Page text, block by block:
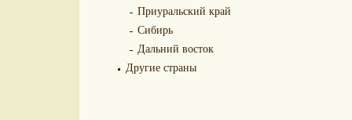
Приуральский край
Сибирь
Дальний восток
Другие страны